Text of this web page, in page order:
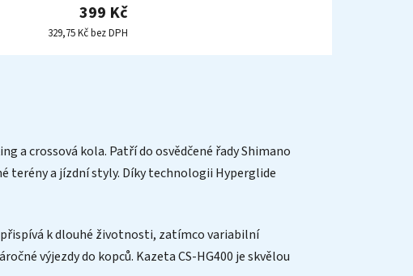
399 Kč
329,75 Kč bez DPH
a crossová kola. Patří do osvědčené řady Shimano
terény a jízdní styly. Díky technologii Hyperglide
k dlouhé životnosti, zatímco variabilní
výjezdy do kopců. Kazeta CS-HG400 je skvělou